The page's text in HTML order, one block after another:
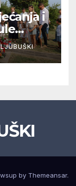
i
by Themeansar.